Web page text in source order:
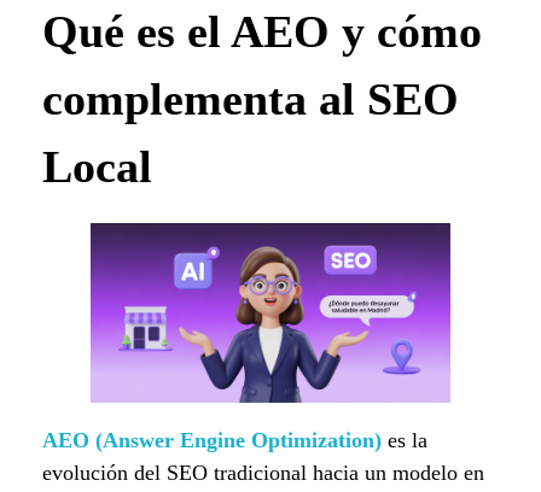
Qué es el AEO y cómo
complementa al SEO
Local
AEO (Answer Engine Optimization) es la
evolución del SEO tradicional hacia un modelo en